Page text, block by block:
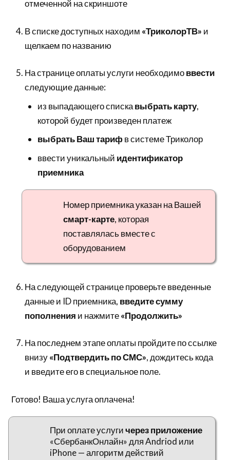
отмеченной на скриншоте
В списке доступных находим «ТриколорТВ» и
щелкаем по названию
На странице оплаты услуги необходимоввести
следующие данные:
из выпадающего спискавыбрать карту,
которой будет произведен платеж
выбрать Ваш тарифв системе Триколор
ввести уникальный идентификатор
приемника
Номер приемника указан на Вашей
смарт-карте, которая
поставлялась вместе с
оборудованием
На следующей странице проверьте введенные
данные и ID приемника, введите сумму
пополнения и нажмите«Продолжить»
На последнем этапе оплаты пройдите по ссылке
внизу«Подтвердить по СМС», дождитесь кода
и введите его в специальное поле.
Готово! Ваша услуга оплачена!
При оплате услугичерез приложение
«СбербанкОнлайн» для Andriod или
iPhone — алгоритм действий